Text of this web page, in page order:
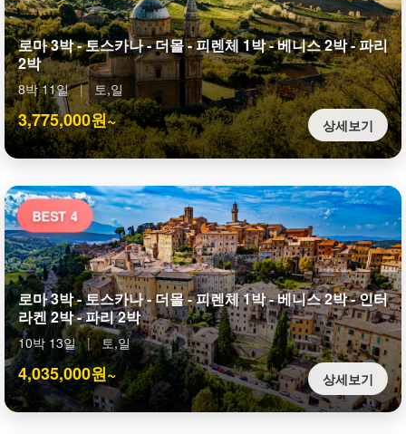
로마 3박 - 토스카나 - 더몰 - 피렌체 1박 - 베니스 2박 - 파리
2박
8박 11일 | 토,일
3,775,000원~ 상세보기
BEST 4
로마 3박 - 토스카나 - 더몰 - 피렌체 1박 - 베니스 2박 - 인터
라켄 2박 - 파리 2박
10박 13일 | 토,일
4,035,000원~ 상세보기